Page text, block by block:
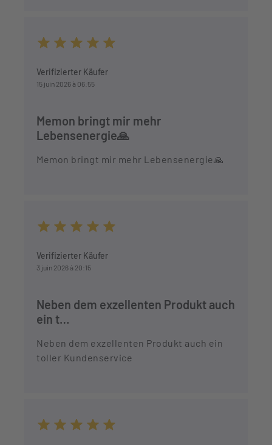
Verifizierter Käufer
15 juin 2026 à 06:55
Memon bringt mir mehr
Lebensenergie🙏
Memon bringt mir mehr Lebensenergie🙏
Verifizierter Käufer
3 juin 2026 à 20:15
Neben dem exzellenten Produkt auch
ein t…
Neben dem exzellenten Produkt auch ein
toller Kundenservice